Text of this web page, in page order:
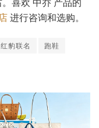
进行咨询和选购。
豹联名
跑鞋